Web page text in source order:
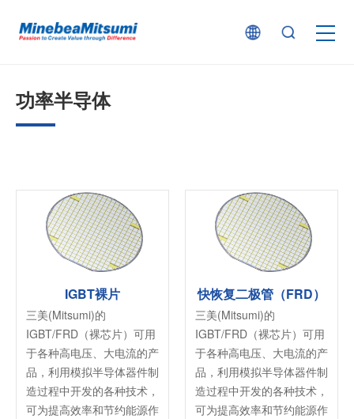
按行业用途查找
行业解决方案
技术支持
企业信息
加入我们
功率半导体
IGBT裸片
三美(Mitsumi)的
IGBT/FRD（裸芯片）可用
于各种高电压、大电流的产
品，利用模拟半导体器件制
造过程中开发的各种技术，
可为提高效率和节约能源作
快恢复二极管（FRD）
三美(Mitsumi)的
IGBT/FRD（裸芯片）可用
于各种高电压、大电流的产
品，利用模拟半导体器件制
造过程中开发的各种技术，
可为提高效率和节约能源作